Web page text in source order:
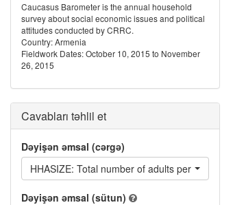
Caucasus Barometer is the annual household
survey about social economic issues and political
attitudes conducted by CRRC.
Country: Armenia
Fieldwork Dates: October 10, 2015 to November
26, 2015
Cavabları təhlil et
Dəyişən əmsal (cərgə)
HHASIZE: Total number of adults per household
Dəyişən əmsal (sütun)